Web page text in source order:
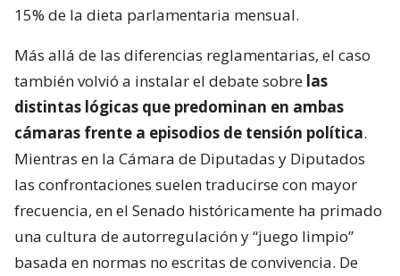
15% de la dieta parlamentaria mensual.
Más allá de las diferencias reglamentarias, el caso
también volvió a instalar el debate sobre las
distintas lógicas que predominan en ambas
cámaras frente a episodios de tensión política.
Mientras en la Cámara de Diputadas y Diputados
las confrontaciones suelen traducirse con mayor
frecuencia, en el Senado históricamente ha primado
una cultura de autorregulación y “juego limpio”
basada en normas no escritas de convivencia. De